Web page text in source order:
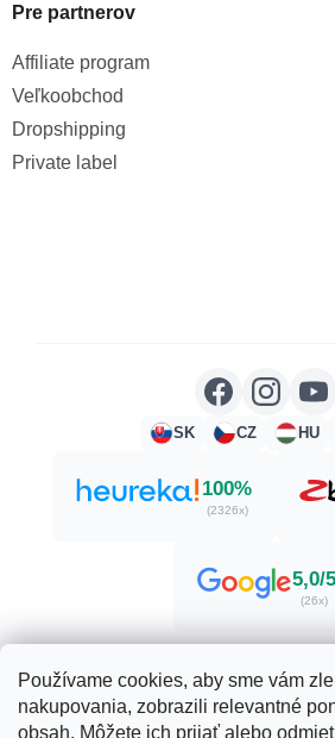
Používame cookies, aby sme vám
nakupovania, zobrazili relevantné
obsah. Môžete ich prijať alebo
Pre partnerov
Affiliate program
Veľkoobchod
Dropshipping
Private label
SK CZ HU
100%
(2326x)
5,0/5
(26x)
Vytvoril Shoptet